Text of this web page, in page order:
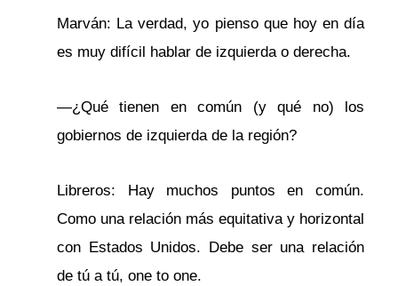
Marván: La verdad, yo pienso que hoy en día
es muy difícil hablar de izquierda o derecha.
—¿Qué tienen en común (y qué no) los
gobiernos de izquierda de la región?
Libreros: Hay muchos puntos en común.
Como una relación más equitativa y horizontal
con Estados Unidos. Debe ser una relación
de tú a tú, one to one.